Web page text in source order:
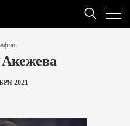
2021